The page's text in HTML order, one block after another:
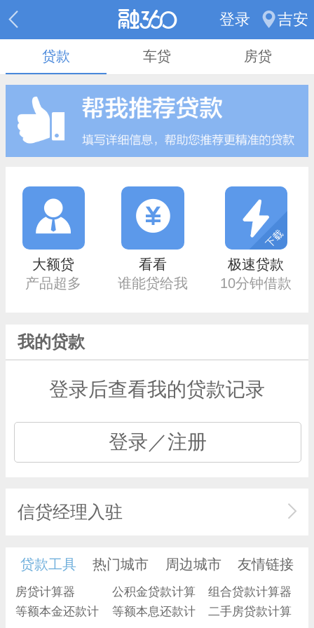
登录 吉安
贷款 车贷 房贷
大额贷
产品超多
看看
谁能贷给我
极速贷款
10分钟借款
我的贷款
登录后查看我的贷款记录
登录／注册
信贷经理入驻
贷款工具 热门城市 周边城市 友情链接
房贷计算器
公积金贷款计算
器
组合贷款计算器
等额本金还款计
等额本息还款计
二手房贷款计算